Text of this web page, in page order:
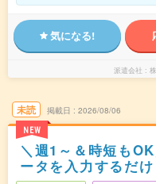
気になる!
派遣会社
未読
NEW
掲載日 2026/08/06
＼週1～＆時短も
ータを入力するだ